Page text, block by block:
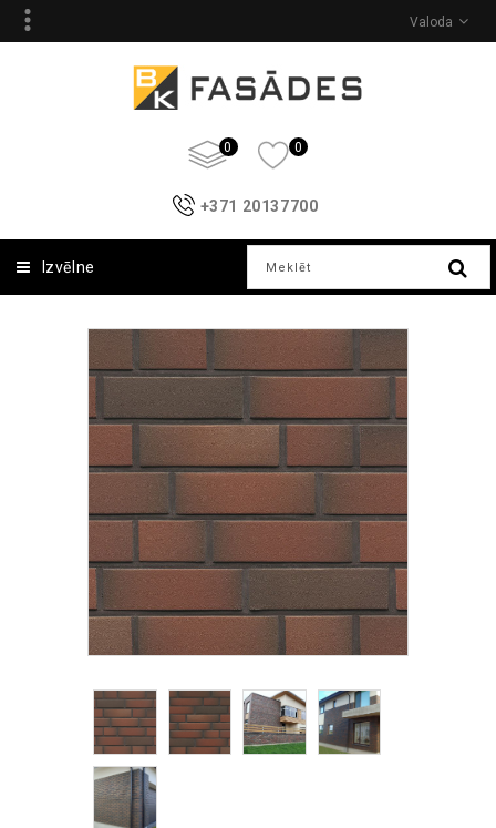
Valoda
0 0
+371 20137700
Izvēlne